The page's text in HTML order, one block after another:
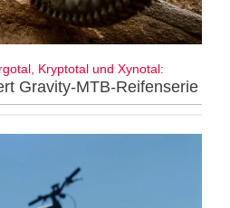
Kryptotal und Xynotal:
Gravity-MTB-Reifenserie